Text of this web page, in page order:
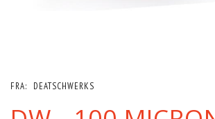
FRA: DEATSCHWERKS